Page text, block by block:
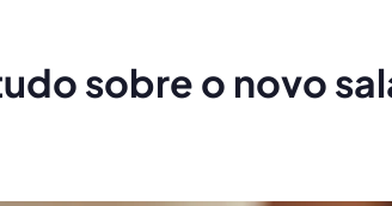
sobre o novo